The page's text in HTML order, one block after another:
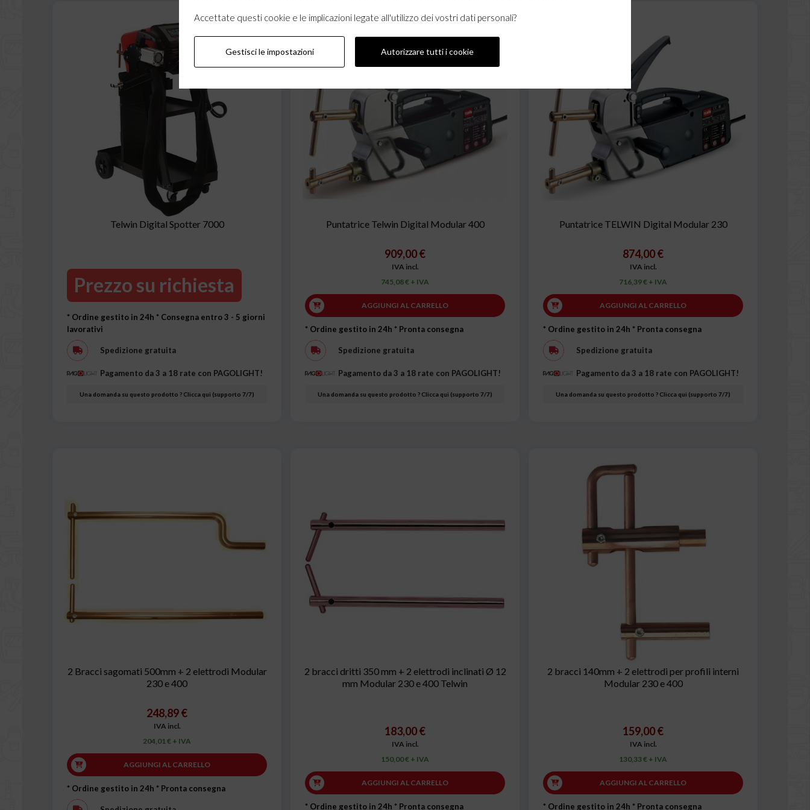
Telwin Digital Spotter 7000
Prezzo su richiesta
* Ordine gestito in 24h * Consegna entro 3 - 5 giorni
lavorativi
Spedizione gratuita
Pagamento da 3 a 18 rate con PAGOLIGHT!
Una domanda su questo prodotto ? Clicca qui (supporto 7/7)
Puntatrice Telwin Digital Modular 400
909,00 €
IVA incl.
745,08 € + IVA
AGGIUNGI AL CARRELLO
* Ordine gestito in 24h * Pronta consegna
Spedizione gratuita
Pagamento da 3 a 18 rate con PAGOLIGHT!
Una domanda su questo prodotto ? Clicca qui (supporto 7/7)
Puntatrice TELWIN Digital Modular 230
874,00 €
IVA incl.
716,39 € + IVA
AGGIUNGI AL CARRELLO
* Ordine gestito in 24h * Pronta consegna
Spedizione gratuita
Pagamento da 3 a 18 rate con PAGOLIGHT!
Una domanda su questo prodotto ? Clicca qui (supporto 7/7)
2 Bracci sagomati 500mm + 2 elettrodi Modular
230 e 400
248,89 €
IVA incl.
204,01 € + IVA
AGGIUNGI AL CARRELLO
* Ordine gestito in 24h * Pronta consegna
2 bracci dritti 350 mm + 2 elettrodi inclinati Ø 12
mm Modular 230 e 400 Telwin
183,00 €
IVA incl.
150,00 € + IVA
AGGIUNGI AL CARRELLO
* Ordine gestito in 24h * Pronta consegna
2 bracci 140mm + 2 elettrodi per profili interni
Modular 230 e 400
159,00 €
IVA incl.
130,33 € + IVA
AGGIUNGI AL CARRELLO
* Ordine gestito in 24h * Pronta consegna
Accettate questi cookie e le implicazioni legate all'utilizzo dei vostri dati personali?
Gestisci le impostazioni Autorizzare tutti i cookie